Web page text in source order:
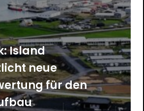
Island
neue
für den